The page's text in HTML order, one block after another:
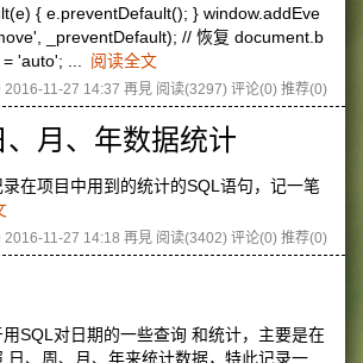
{ e.preventDefault(); } window.addEve
_preventDefault); // 恢复 document.b
'auto'; ...
阅读全文
2016-11-27 14:37 再見 阅读(3297) 评论(0) 推荐(0)
月、年数据统计
在项目中用到的统计的SQL语句，记一笔
2016-11-27 14:18 再見 阅读(3402) 评论(0) 推荐(0)
SQL对日期的一些查询 和统计，主要是在
日、周、月、年来统计数据，特此记录一